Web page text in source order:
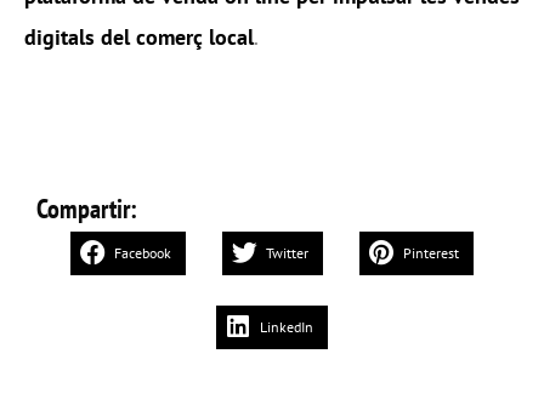
digitals del comerç local.
Compartir:
Facebook Twitter Pinterest
LinkedIn